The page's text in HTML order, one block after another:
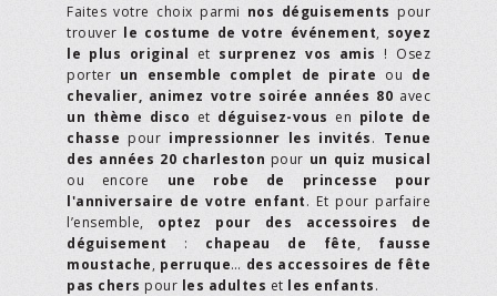
Faites votre choix parmi nos déguisements pour
trouver le costume de votre événement, soyez
le plus original et surprenez vos amis ! Osez
porter un ensemble complet de pirate ou de
chevalier, animez votre soirée années 80 avec
un thème disco et déguisez-vous en pilote de
chasse pour impressionner les invités. Tenue
des années 20 charleston pour un quiz musical
ou encore une robe de princesse pour
l'anniversaire de votre enfant. Et pour parfaire
l’ensemble, optez pour des accessoires de
déguisement : chapeau de fête, fausse
moustache, perruque… des accessoires de fête
pas chers pour les adultes et les enfants.